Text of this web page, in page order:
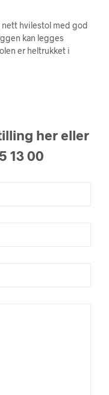
nett hvilestol med god
kan legges
er heltrukket i
her eller
13 00